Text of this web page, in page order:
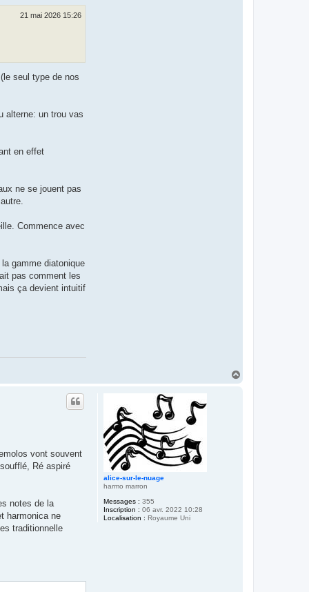
21 mai 2026 15:26
seul type de nos
alterne: un trou vas
en effet
ne se jouent pas
Commence avec
gamme diatonique
pas comment les
ça devient intuitif
alice-sur-le-nuage
harmo marron
Messages : 355
Inscription : 06 avr. 2022 10:28
Localisation : Royaume Uni
vont souvent
Ré aspiré
notes de la
harmonica ne
traditionnelle